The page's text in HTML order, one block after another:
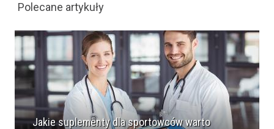
Polecane artykuły
Jakie suplementy dla sportowców warto